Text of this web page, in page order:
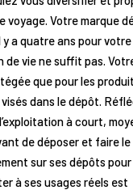
voyage. Votre marque
a quatre ans pour
de vie ne suffit pas.
que pour les
dans le dépôt.
à court,
de déposer et faire
sur ses dépôts pour
à ses usages réels est